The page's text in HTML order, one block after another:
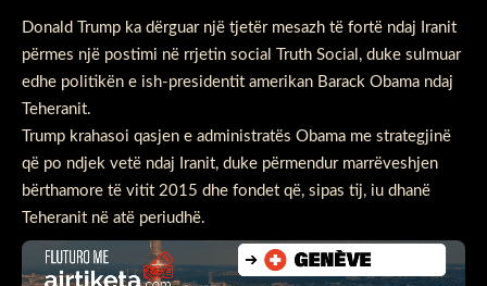
Donald Trump ka dërguar një tjetër mesazh të fortë ndaj Iranit
përmes një postimi në rrjetin social Truth Social, duke sulmuar
edhe politikën e ish-presidentit amerikan Barack Obama ndaj
Teheranit.
Trump krahasoi qasjen e administratës Obama me strategjinë
që po ndjek vetë ndaj Iranit, duke përmendur marrëveshjen
bërthamore të vitit 2015 dhe fondet që, sipas tij, iu dhanë
Teheranit në atë periudhë.